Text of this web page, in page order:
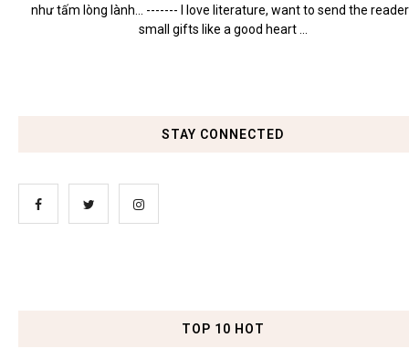
như tấm lòng lành... ------- I love literature, want to send the
small gifts like a good heart ...
STAY CONNECTED
TOP 10 HOT